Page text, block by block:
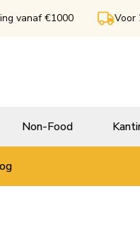
vanaf €1000 Voor
Non-Food